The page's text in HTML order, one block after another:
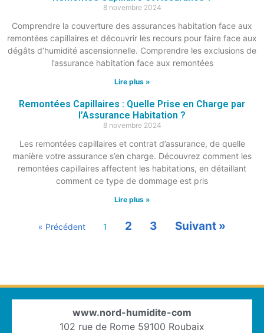
8 novembre 2024
Comprendre la couverture des assurances habitation face aux
remontées capillaires et découvrir les recours pour faire face aux
dégâts d’humidité ascensionnelle. Comprendre les exclusions de
l’assurance habitation face aux remontées
Lire plus »
Remontées Capillaires : Quelle Prise en Charge par
l’Assurance Habitation ?
8 novembre 2024
Les remontées capillaires et contrat d’assurance, de quelle
manière votre assurance s’en charge. Découvrez comment les
remontées capillaires affectent les habitations, en détaillant
comment ce type de dommage est pris
Lire plus »
« Précédent 1 2 3 Suivant »
www.nord-humidite-com
102 rue de Rome 59100 Roubaix